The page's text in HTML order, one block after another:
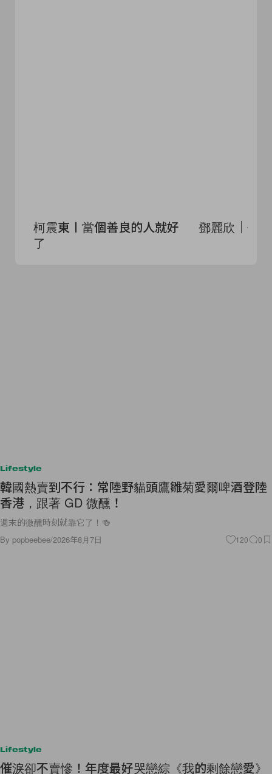
柯震東〡當個善良的人就好
了
鄧麗欣｜偶
Lifestyle
韓國熱賣到不行：常陸野貓頭鷹雛菊愛爾啤酒登陸
香港，跟著 GD 微醺！
週末的微醺時刻就靠它了！🍻
By popbeebee/2026年8月7日 120 0
Lifestyle
催淚卻不賣慘！年度最好哭戀綜《我的剩餘戀愛》